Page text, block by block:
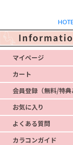
マイページ
カート
会員登録（無料/特典
お気に入り
よくある質問
カラコンガイド